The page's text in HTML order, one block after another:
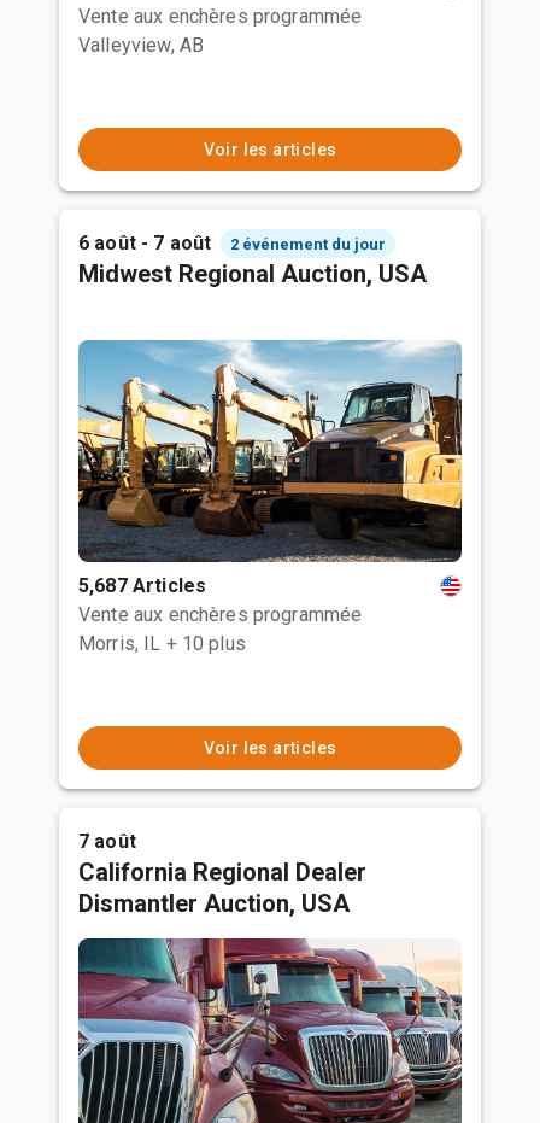
Vente aux enchères programmée
Valleyview, AB
Voir les articles
6 août - 7 août 2 événement du jour
Midwest Regional Auction, USA
5,687 Articles
Vente aux enchères programmée
Morris, IL + 10 plus
Voir les articles
7 août
California Regional Dealer
Dismantler Auction, USA